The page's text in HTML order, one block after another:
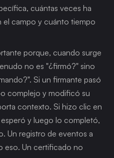
cuántas veces ha
campo y cuánto tiempo
porque, cuando surge
no es "¿firmó?" sino
Si un firmante pasó
complejo y modificó su
contexto. Si hizo clic en
y luego lo completó,
Un registro de eventos a
eso. Un certificado no